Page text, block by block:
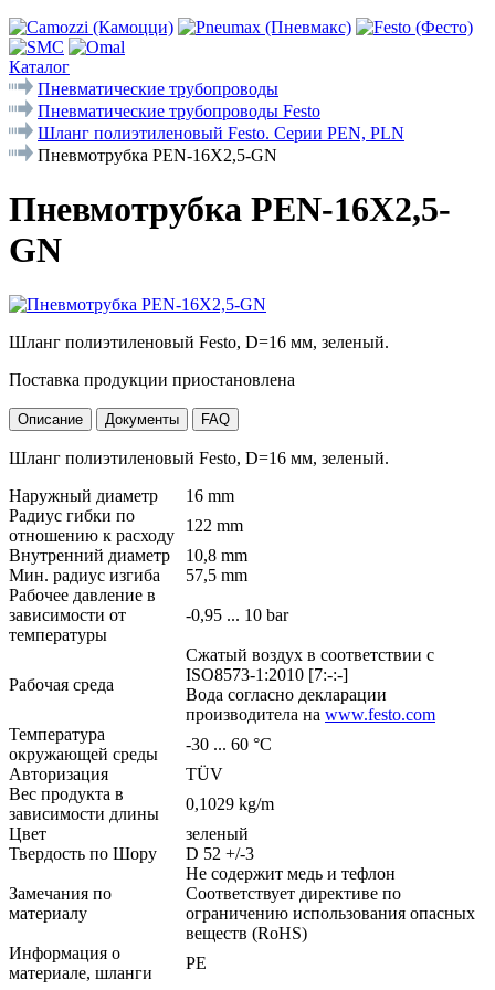
Каталог
Пневматические трубопроводы
Пневматические трубопроводы Festo
Шланг полиэтиленовый Festo. Серии PEN, PLN
Пневмотрубка PEN-16X2,5-GN
Пневмотрубка PEN-16X2,5-
GN
Шланг полиэтиленовый Festo, D=16 мм, зеленый.
Поставка продукции приостановлена
Описание Документы FAQ
Шланг полиэтиленовый Festo, D=16 мм, зеленый.
Наружный диаметр
16 mm
Радиус гибки по
отношению к расходу
122 mm
Внутренний диаметр
10,8 mm
Мин. радиус изгиба
57,5 mm
Рабочее давление в
зависимости от
температуры
-0,95 ... 10 bar
Рабочая среда
Сжатый воздух в соответствии с
ISO8573-1:2010 [7:-:-]
Вода согласно декларации
производитела на www.festo.com
Температура
окружающей среды
-30 ... 60 °C
Авторизация
TÜV
Вес продукта в
зависимости длины
0,1029 kg/m
Цвет
зеленый
Твердость по Шору
D 52 +/-3
Замечания по
материалу
Не содержит медь и тефлон
Соответствует директиве по
ограничению использования опасных
веществ (RoHS)
Информация о
материале, шланги
PE